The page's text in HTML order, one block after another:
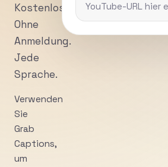
Kostenlos.
Ohne
Anmeldung.
Jede
Sprache.
Verwenden
Sie
Grab
Captions,
um